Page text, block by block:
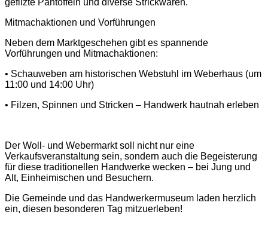
Mitmachaktionen und Vorführungen
Neben dem Marktgeschehen gibt es spannende
Vorführungen und Mitmachaktionen:
• Schauweben am historischen Webstuhl im Weberhaus (um
11:00 und 14:00 Uhr)
• Filzen, Spinnen und Stricken – Handwerk hautnah erleben
Der Woll- und Webermarkt soll nicht nur eine
Verkaufsveranstaltung sein, sondern auch die Begeisterung
für diese traditionellen Handwerke wecken – bei Jung und
Alt, Einheimischen und Besuchern.
Die Gemeinde und das Handwerkermuseum laden herzlich
ein, diesen besonderen Tag mitzuerleben!